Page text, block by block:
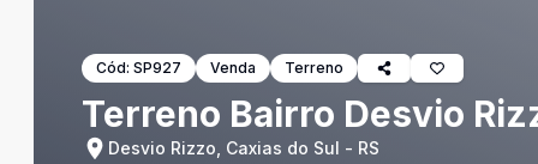
Cód: SP927 Venda Terreno
Terreno Bairro Desvio
Desvio Rizzo, Caxias do Sul - RS